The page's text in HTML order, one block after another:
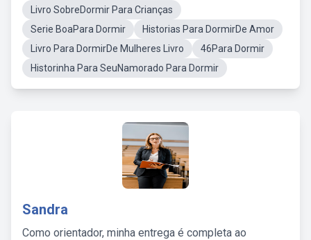
Livro SobreDormir Para Crianças
Serie BoaPara Dormir
Historias Para DormirDe Amor
Livro Para DormirDe Mulheres Livro
46Para Dormir
Historinha Para SeuNamorado Para Dormir
Sandra
Como orientador, minha entrega é completa ao